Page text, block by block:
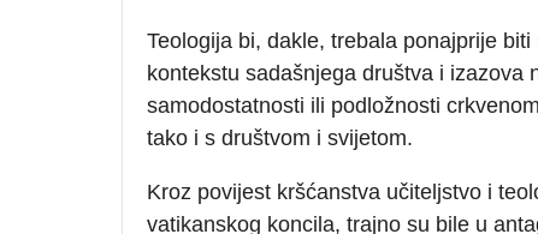
Teologija bi, dakle, trebala ponajprije
kontekstu sadašnjega društva i izazova
samodostatnosti ili podložnosti
tako i s društvom i svijetom.
Kroz povijest kršćanstva učiteljstvo i
vatikanskog koncila, trajno su bile u